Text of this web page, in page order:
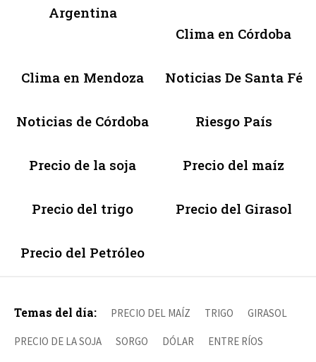
Argentina
Clima en Córdoba
Clima en Mendoza Noticias De Santa Fé
Noticias de Córdoba Riesgo País
Precio de la soja Precio del maíz
Precio del trigo Precio del Girasol
Precio del Petróleo
Temas del día: PRECIO DEL MAÍZ TRIGO GIRASOL
PRECIO DE LA SOJA SORGO DÓLAR ENTRE RÍOS